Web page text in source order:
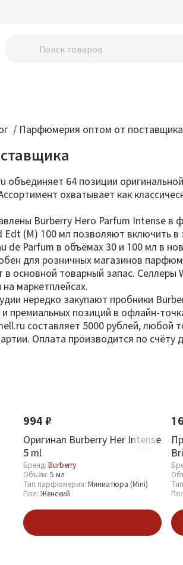
/ Парфюмерия оптом от поставщика
объединяет 64 позиции
охватывает как
Burberry Hero Parfum Intense
(M) 100 мл позволяют включить
de Parfum в объёмах 30 и 100 мл в
для розничных магазинов
основной товарный запас. Селлеры
маркетплейсах.
нередко закупают пробники
премиальных позиций в офлайн-
составляет 5000 рублей,
Оплата производится по
994 ₽
Оригинал Burberry Her Intense
5 ml
Бренд: Burberry
Объём: 5 мл
Тип парфюмерии: Миниатюра (Mini)
Пол: Женский